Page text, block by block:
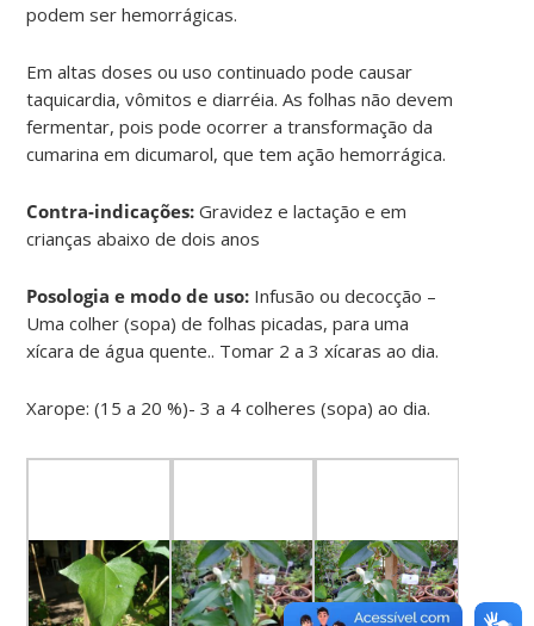
podem ser hemorrágicas.
Em altas doses ou uso continuado pode causar
taquicardia, vômitos e diarréia. As folhas não devem
fermentar, pois pode ocorrer a transformação da
cumarina em dicumarol, que tem ação hemorrágica.
Contra-indicações:Gravidez e lactação e em
crianças abaixo de dois anos
Posologia e modo de uso: Infusão ou decocção –
Uma colher (sopa) de folhas picadas, para uma
xícara de água quente.. Tomar 2 a 3 xícaras ao dia.
Xarope: (15 a 20 %)- 3 a 4 colheres (sopa) ao dia.